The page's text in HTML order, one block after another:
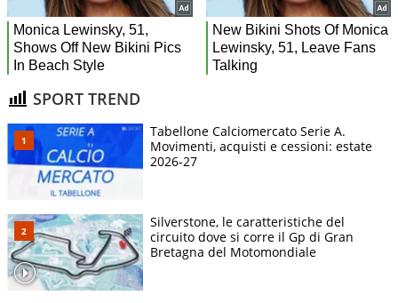
SPORT TREND
Tabellone Calciomercato Serie A.
Movimenti, acquisti e cessioni: estate
2026-27
Silverstone, le caratteristiche del
circuito dove si corre il Gp di Gran
Bretagna del Motomondiale